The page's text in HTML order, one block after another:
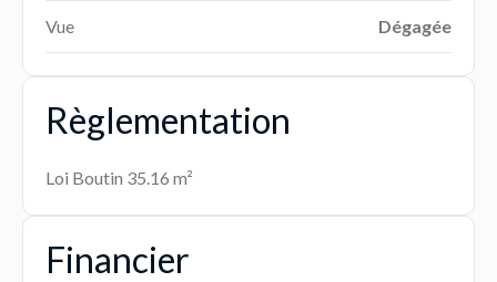
Vue Dégagée
Règlementation
Loi Boutin 35.16 m²
Financier